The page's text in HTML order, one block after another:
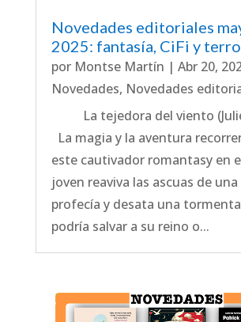
Novedades editoriales
2025: fantasía, CiFi y
por Montse Martín | Abr 20,
Novedades, Novedades
La tejedora del viento
La magia y la aventura
este cautivador romantasy en
joven reaviva las ascuas de
profecía y desata una
podría salvar a su reino o...